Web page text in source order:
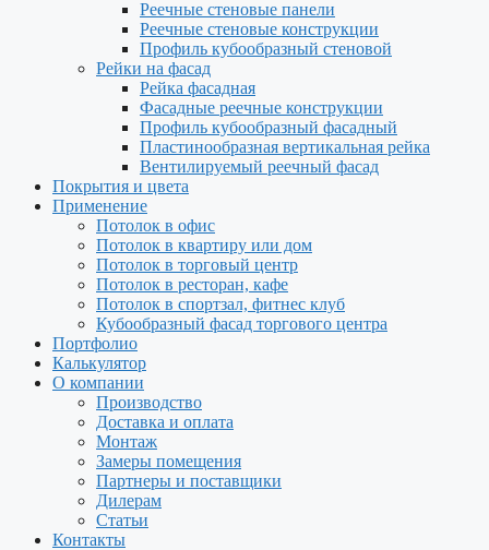
Реечные стеновые панели
Реечные стеновые конструкции
Профиль кубообразный стеновой
Рейки на фасад
Рейка фасадная
Фасадные реечные конструкции
Профиль кубообразный фасадный
Пластинообразная вертикальная рейка
Вентилируемый реечный фасад
Покрытия и цвета
Применение
Потолок в офис
Потолок в квартиру или дом
Потолок в торговый центр
Потолок в ресторан, кафе
Потолок в спортзал, фитнес клуб
Кубообразный фасад торгового центра
Портфолио
Калькулятор
О компании
Производство
Доставка и оплата
Монтаж
Замеры помещения
Партнеры и поставщики
Дилерам
Статьи
Контакты